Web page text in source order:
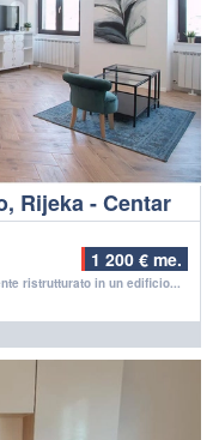
Rijeka - Centar
1 200 € me.
ristrutturato in un edificio...